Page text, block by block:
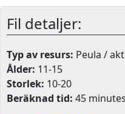
Fil detaljer:
Typ av resurs: Peula /
Ålder: 11-15
Storlek: 10-20
Beräknad tid: 45 minutes